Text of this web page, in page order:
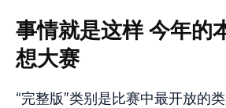
事情就是这样今年的
想大赛
“完整版”类别是比赛中最开放的